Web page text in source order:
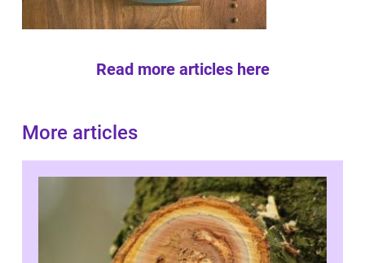
Read more articles here
More articles